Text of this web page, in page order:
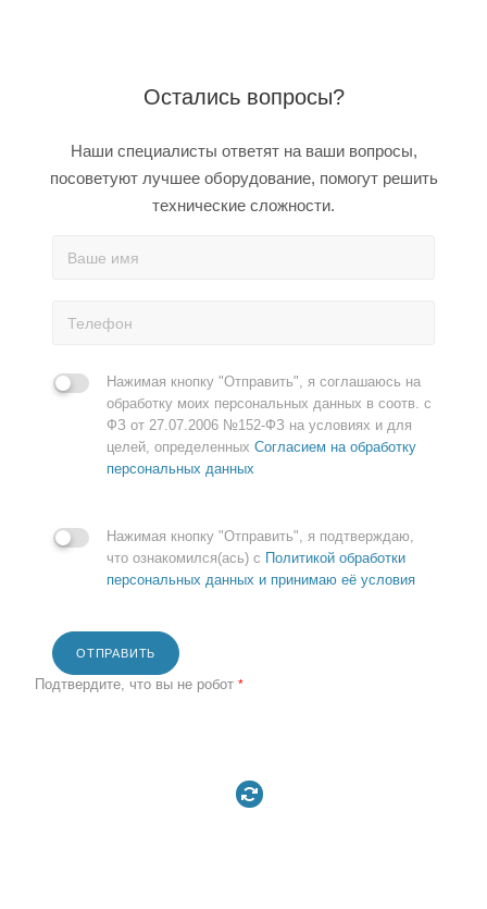
Остались вопросы?
Наши специалисты ответят на ваши вопросы,
посоветуют лучшее оборудование, помогут решить
технические сложности.
Нажимая кнопку "Отправить", я соглашаюсь на
обработку моих персональных данных в соотв. с
ФЗ от 27.07.2006 №152-ФЗ на условиях и для
целей, определенных Согласием на обработку
персональных данных
Нажимая кнопку "Отправить", я подтверждаю,
что ознакомился(ась) с Политикой обработки
персональных данных и принимаю её условия
ОТПРАВИТЬ
Подтвердите, что вы не робот *